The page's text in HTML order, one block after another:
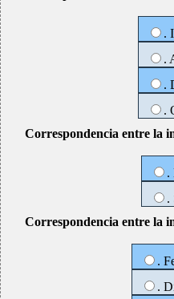
.
.
.
.
Correspondencia entre la
.
.
Correspondencia entre la
.
.